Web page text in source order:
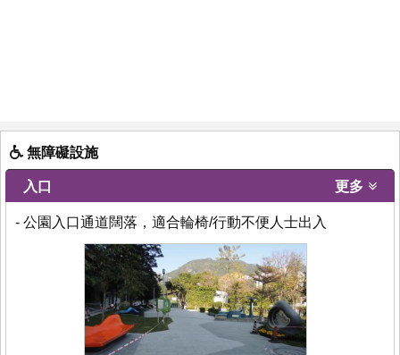
無障礙設施
入口 更多
- 公園入口通道闊落，適合輪椅/行動不便人士出入